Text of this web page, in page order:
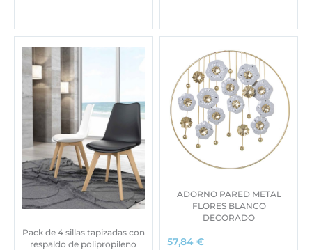
Pack de 4 sillas tapizadas con
respaldo de polipropileno
ADORNO PARED METAL
FLORES BLANCO
DECORADO
57,84 €